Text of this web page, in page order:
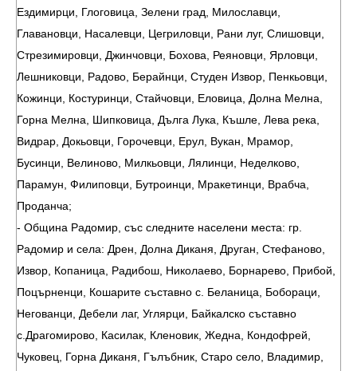
Ездимирци, Глоговица, Зелени град, Милославци,
Главановци, Насалевци, Цегриловци, Рани луг, Слишовци,
Стрезимировци, Джинчовци, Бохова, Реяновци, Ярловци,
Лешниковци, Радово, Берайнци, Студен Извор, Пенкьовци,
Кожинци, Костуринци, Стайчовци, Еловица, Долна Мелна,
Горна Мелна, Шипковица, Дълга Лука, Къшле, Лева река,
Видрар, Докьовци, Горочевци, Ерул, Вукан, Мрамор,
Бусинци, Велиново, Милкьовци, Лялинци, Неделково,
Парамун, Филиповци, Бутроинци, Мракетинци, Врабча,
Проданча;
- Община Радомир, със следните населени места: гр.
Радомир и села: Дрен, Долна Диканя, Друган, Стефаново,
Извор, Копаница, Радибош, Николаево, Борнарево, Прибой,
Поцърненци, Кошарите съставно с. Беланица, Бобораци,
Негованци, Дебели лаг, Углярци, Байкалско съставно
с.Драгомирово, Касилак, Кленовик, Жедна, Кондофрей,
Чуковец, Горна Диканя, Гълъбник, Старо село, Владимир,